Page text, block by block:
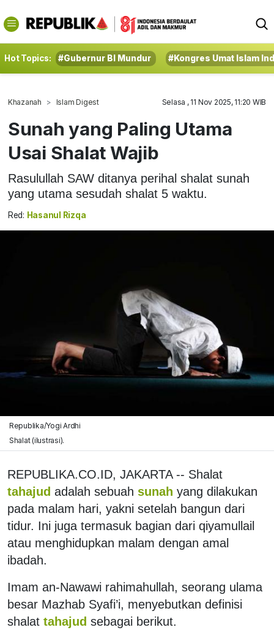
Hot Topics: #Gubernur BI Mundur #Kongres Umat Islam
Khazanah Islam Digest Selasa , 11 Nov 2025, 11:20 WIB
Sunah yang Paling Utama
Usai Shalat Wajib
Rasulullah SAW ditanya perihal shalat sunah
yang utama sesudah shalat 5 waktu.
Red: Hasanul Rizqa
Republika/Yogi Ardhi
Shalat (ilustrasi).
REPUBLIKA.CO.ID, JAKARTA -- Shalat
tahajud adalah sebuah sunah yang dilakukan
pada malam hari, yakni setelah bangun dari
tidur. Ini juga termasuk bagian dari qiyamullail
atau menghidupkan malam dengan amal
ibadah.
Imam an-Nawawi rahimahullah, seorang ulama
besar Mazhab Syafi’i, menyebutkan definisi
shalat tahajud sebagai berikut.